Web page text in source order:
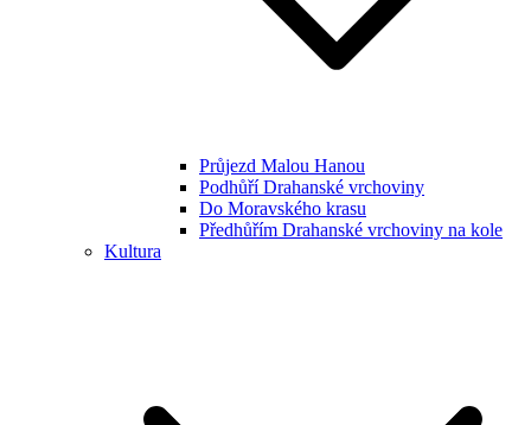
Průjezd Malou Hanou
Podhůří Drahanské vrchoviny
Do Moravského krasu
Předhůřím Drahanské vrchoviny na kole
Kultura